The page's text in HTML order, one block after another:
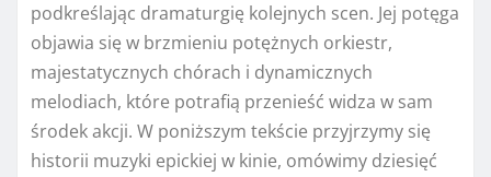
podkreślając dramaturgię kolejnych scen. Jej potęga
objawia się w brzmieniu potężnych orkiestr,
majestatycznych chórach i dynamicznych
melodiach, które potrafią przenieść widza w sam
środek akcji. W poniższym tekście przyjrzymy się
historii muzyki epickiej w kinie, omówimy dziesięć